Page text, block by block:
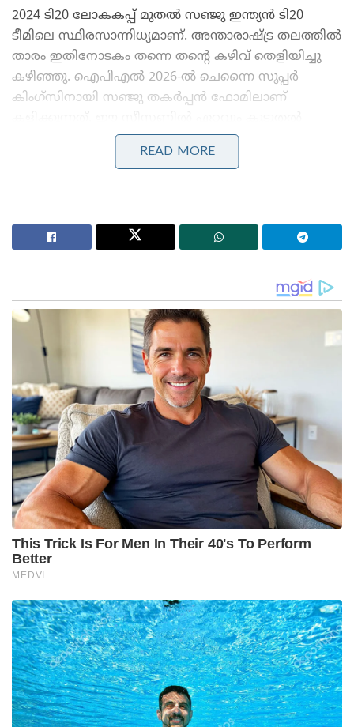
2024 ടി20 ലോകകപ്പ് മുതൽ സഞ്ജു ഇന്ത്യൻ ടി20
ടീമിലെ സ്ഥിരസാന്നിധ്യമാണ്. അന്താരാഷ്ട്ര തലത്തിൽ
താരം ഇതിനോടകം തന്നെ തന്റെ കഴിവ് തെളിയിച്ചു
കഴിഞ്ഞു. ഐപിഎൽ 2026-ൽ ചെന്നൈ സൂപ്പർ
കിംഗ്‌സിനായി സഞ്ജു തകർപ്പൻ ഫോമിലാണ്
റൺസ് നേടിയ താരങ്ങളിൽ ഒരാളാണ് അദ്ദേഹം.
രാജസ്ഥാൻ റോയൽസിനെ നയിച്ചുള്ള
Stories you may like
കോമൺവെൽത്ത് ഗെയിംസ് പതാക ഏറ്റുവാങ്ങി
ഗുജറാത്ത് മുഖ്യമന്ത്രി; 2030ൽ അഹമ്മദാബാദ്
വേദിയാകും
ഗ്ലാസ്‌ഗോയിൽ ഇന്ത്യൻ ബോക്സിങ് കരുത്ത്:
പ്രിയക്കും സാക്ഷിക്കും അരുന്ധതിക്കും സ്വർണം;
ലവ്‌ലിനയ്ക്ക് വെള്ളി
പഞ്ചാബ് കിംഗ്‌സിനായി ഐപിഎല്ലിൽ മികച്ച
പ്രകടനം നടത്തുന്നുണ്ടെങ്കിലും ശ്രേയസ് അയ്യർ
അന്താരാഷ്ട്ര ടി20 മത്സരങ്ങളിൽ നിന്ന്
ഏറെക്കാലമായി വിട്ടുനിൽക്കുകയാണ്. 2023
ഡിസംബർ 3-നാണ് അദ്ദേഹം അവസാനമായി
ഇന്ത്യയ്ക്ക് വേണ്ടി ടി20 കളിച്ചത്. ഇത്രയും വലിയ
ഇടവേളയ്ക്ക് ശേഷം നേരിട്ട് ടീമിലെത്തി
നായകസ്ഥാനം ഏറ്റെടുക്കുന്നത് പ്രായോഗിക
ബുദ്ധിമുട്ടുകൾ ഉണ്ടാക്കിയേക്കാം.
ജൂൺ-ജൂലൈ മാസങ്ങളിൽ നടക്കാനിരിക്കുന്ന
ഇംഗ്ലണ്ട്, അയർലൻഡ് പര്യടനങ്ങളിൽ സൂര്യകുമാർ
യാദവിനെ തന്നെ നായകനായി നിലനിർത്തിയേക്കാം.
എന്നാൽ ഐപിഎല്ലിലെ മോശം ഫോം ഈ
പര്യടനങ്ങളിലും തുടർന്നാൽ അദ്ദേഹം
നായകസ്ഥാനത്ത് നിന്ന് നീക്കപ്പെടുമെന്ന് ഉറപ്പാണ്. 10
READ MORE